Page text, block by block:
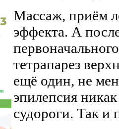
Массаж, приём
эффекта. А
тетрапарез
ещё один, не
эпилепсия
судороги. Так и